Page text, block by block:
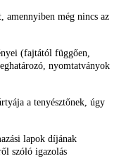
amennyiben még nincs az
(fajtától függően,
nyomtatványok
a tenyésztőnek, úgy
lapok díjának
szóló igazolás